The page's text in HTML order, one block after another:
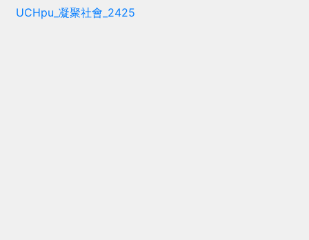
UCHpu_凝聚社會_2425